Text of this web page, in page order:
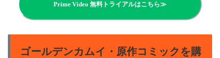
Prime Video 無料トライアルはこちら≫
ゴールデンカムイ・原作コミックを購